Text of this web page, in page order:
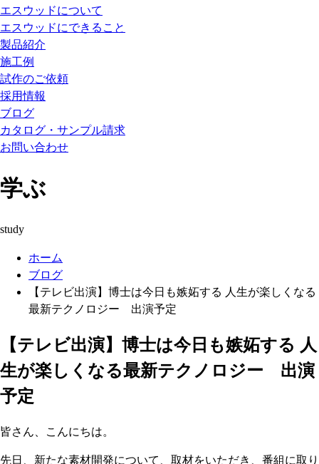
エスウッドについて
エスウッドにできること
製品紹介
施工例
試作のご依頼
採用情報
ブログ
カタログ・サンプル請求
お問い合わせ
学ぶ
study
ホーム
ブログ
【テレビ出演】博士は今日も嫉妬する 人生が楽しくなる
最新テクノロジー 出演予定
【テレビ出演】博士は今日も嫉妬する 人
生が楽しくなる最新テクノロジー 出演
予定
皆さん、こんにちは。
先日、新たな素材開発について、取材をいただき、番組に取り